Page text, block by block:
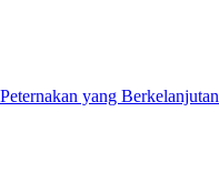
yang Berkelanjutan